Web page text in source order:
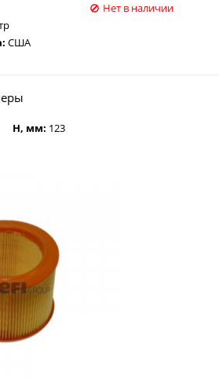
США
Нет в наличии
H, мм: 123